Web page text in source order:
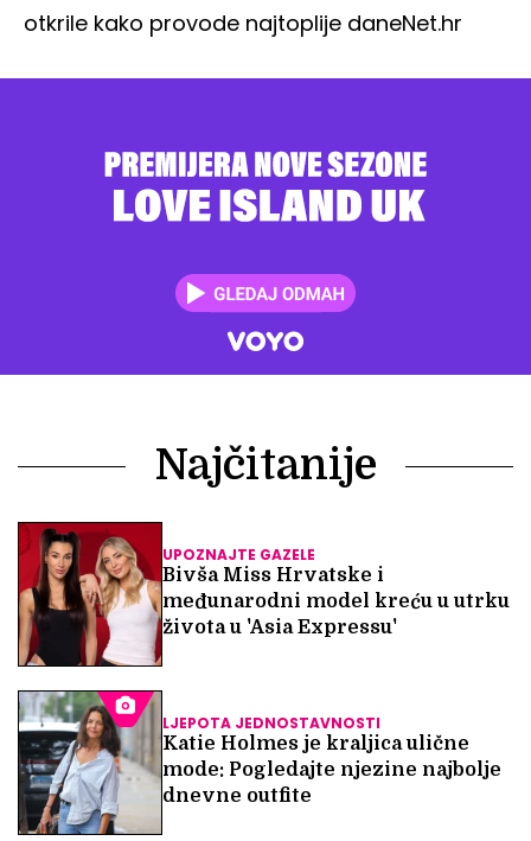
otkrile kako provode najtoplije daneNet.hr
Najčitanije
UPOZNAJTE GAZELE
Bivša Miss Hrvatske i
međunarodni model kreću u utrku
života u 'Asia Expressu'
LJEPOTA JEDNOSTAVNOSTI
Katie Holmes je kraljica ulične
mode: Pogledajte njezine najbolje
dnevne outfite